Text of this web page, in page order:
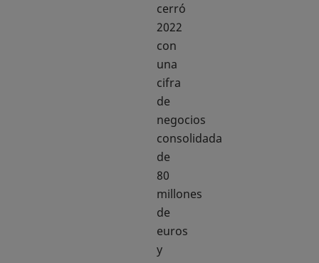
cerró
2022
con
una
cifra
de
negocios
consolidada
de
80
millones
de
euros
y